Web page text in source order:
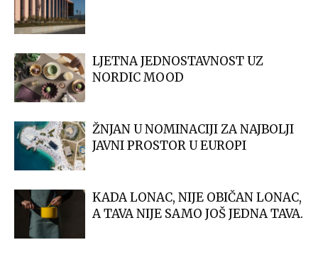
LJETNA JEDNOSTAVNOST UZ
NORDIC MOOD
ŽNJAN U NOMINACIJI ZA NAJBOLJI
JAVNI PROSTOR U EUROPI
KADA LONAC, NIJE OBIČAN LONAC,
A TAVA NIJE SAMO JOŠ JEDNA TAVA.